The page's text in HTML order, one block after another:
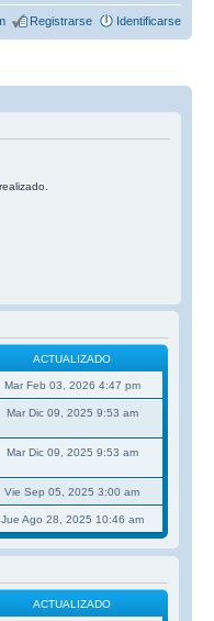
Registrarse Identificarse
ACTUALIZADO
Mar Feb 03, 2026 4:47 pm
Mar Dic 09, 2025 9:53 am
Mar Dic 09, 2025 9:53 am
Vie Sep 05, 2025 3:00 am
Jue Ago 28, 2025 10:46 am
ACTUALIZADO